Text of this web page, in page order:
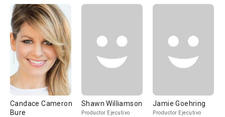
Candace Cameron
Bure
Shawn Williamson
Productor Ejecutivo
Jamie Goehring
Productor Ejecutivo